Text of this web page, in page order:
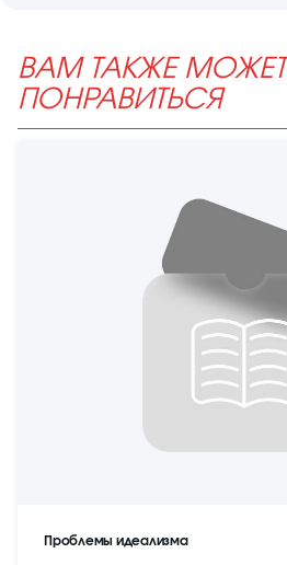
ВАМ ТАКЖЕ МОЖЕТ
ПОНРАВИТЬСЯ
Проблемы идеализма